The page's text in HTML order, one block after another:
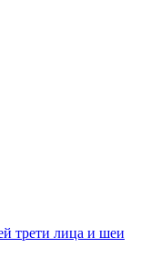
трети лица и шеи